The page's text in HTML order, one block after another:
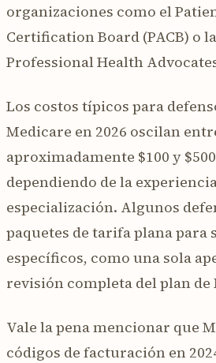
organizaciones como el
Certification Board (PACB) o
Professional Health
Los costos típicos para
Medicare en 2026 oscilan
aproximadamente $100 y
dependiendo de la
especialización. Algunos
paquetes de tarifa plana para
específicos, como una sola
revisión completa del plan de
Vale la pena mencionar que
códigos de facturación en